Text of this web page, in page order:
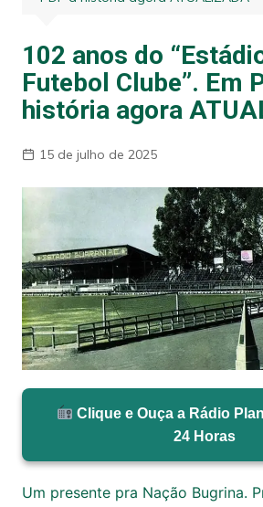
102 anos do
Futebol Clube”. Em
história agora
15 de julho de 2025
Clique e Ouça a Rádio
24 Horas
Um presente pra Nação Bugrina.